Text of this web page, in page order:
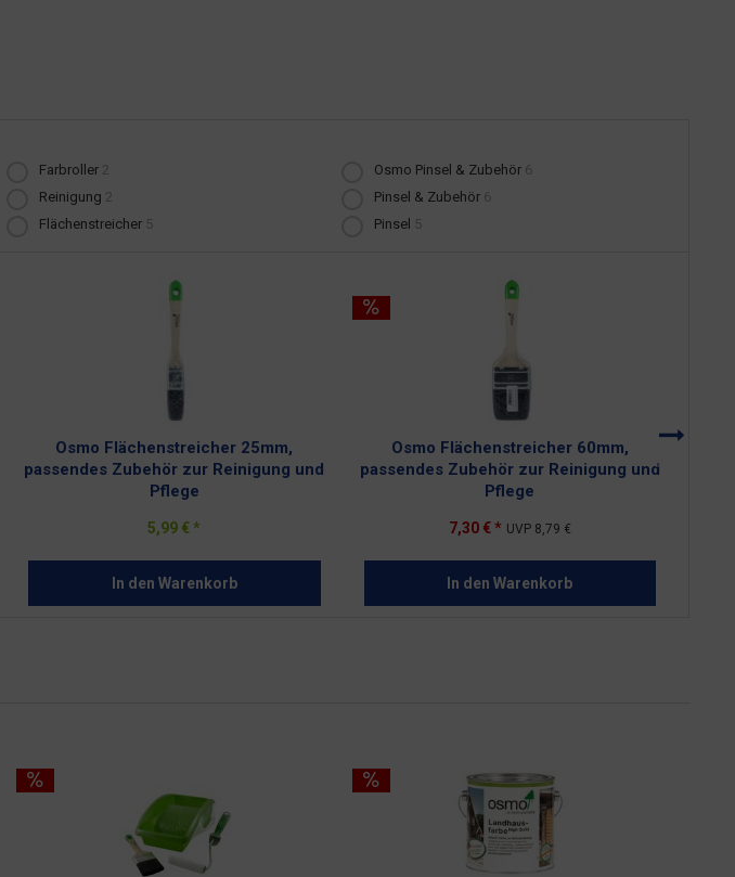
Farbroller 2 Osmo Pinsel & Zubehör 6
Reinigung 2 Pinsel & Zubehör 6
Flächenstreicher 5 Pinsel 5
Osmo Flächenstreicher 25mm,
passendes Zubehör zur Reinigung und
Pflege
5,99 € *
In den Warenkorb
Osmo Flächenstreicher 60mm,
passendes Zubehör zur Reinigung und
Pflege
7,30 € * UVP 8,79 €
In den Warenkorb